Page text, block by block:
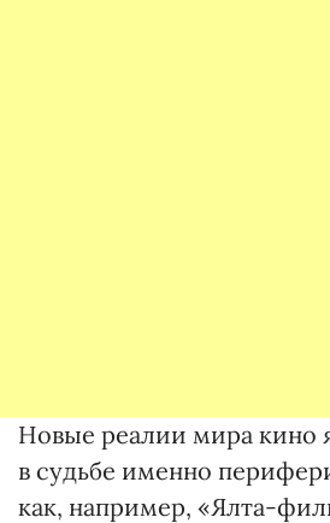
Новые реалии мира кино
в судьбе именно
как, например, «Ялта-